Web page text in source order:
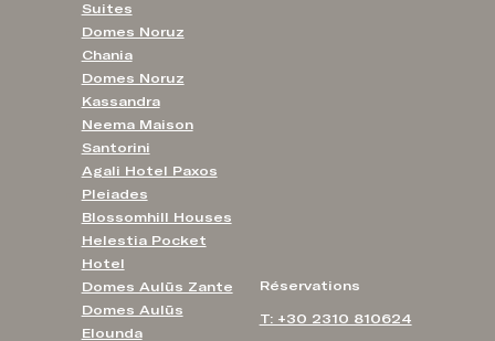
Réservations
T: +30 2310 810624
Suites
Domes Noruz
Chania
Domes Noruz
Kassandra
Neema Maison
Santorini
Agali Hotel Paxos
Pleiades
Blossomhill Houses
Helestia Pocket
Hotel
Domes Aulūs Zante
Domes Aulūs
Elounda